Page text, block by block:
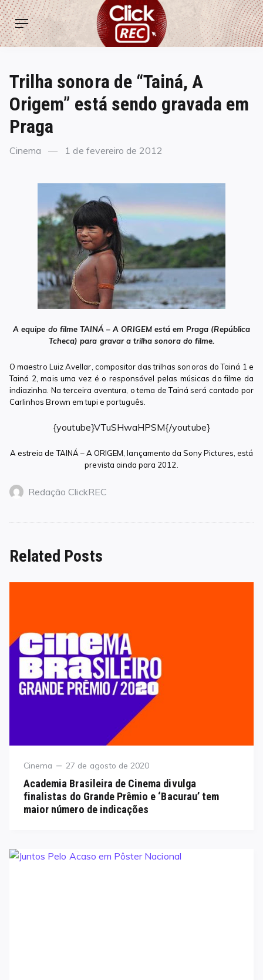
Skip
to
content
ClickREC
Menu
Trilha sonora de “Tainá, A
Origem” está sendo gravada em
Praga
Categories
Cinema
Posted
1 de fevereiro de 2012
A equipe do filme TAINÁ – A ORIGEM está em Praga (República
Tcheca) para gravar a trilha sonora do filme.
O maestro Luiz Avellar, compositor das trilhas sonoras do Tainá 1 e
Tainá 2, mais uma vez é o responsável pelas músicas do filme da
indiazinha. Na terceira aventura, o tema de Tainá será cantado por
Carlinhos Brown em tupi e português.
{youtube}VTuSHwaHPSM{/youtube}
A estreia de TAINÁ – A ORIGEM, lançamento da Sony Pictures, está
prevista ainda para 2012.
Redação ClickREC
Related Posts
Category
Cinema
Posted
27 de agosto de 2020
Academia Brasileira de Cinema divulga
finalistas do Grande Prêmio e ‘Bacurau’ tem
maior número de indicações